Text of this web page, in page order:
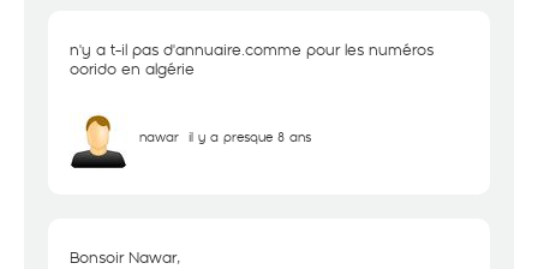
n'y a t-il pas d'annuaire.comme pour les numéros
oorido en algérie
nawar il y a presque 8 ans
Bonsoir Nawar,